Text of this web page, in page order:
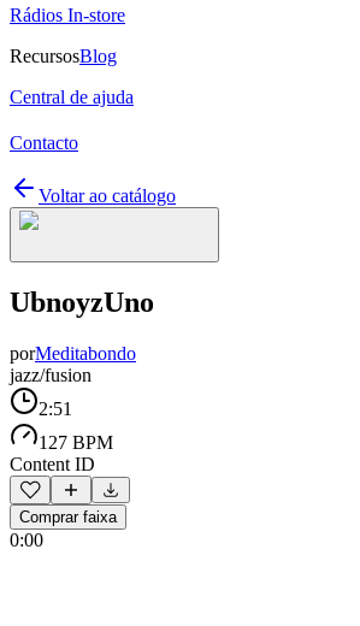
Rádios In-store
RecursosBlog
Central de ajuda
Contacto
Voltar ao catálogo
UbnoyzUno
porMeditabondo
jazz/fusion
2:51
127 BPM
Content ID
Comprar faixa
0:00